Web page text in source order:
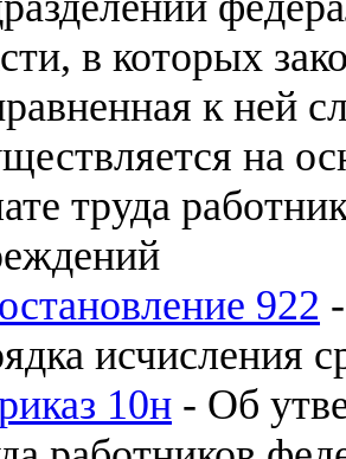
в которых
к ней
на
труда
922
исчисления
10н - Об